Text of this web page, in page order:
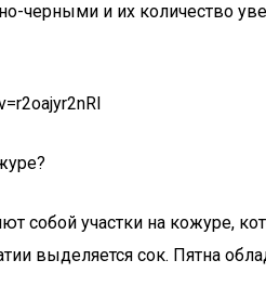
черными и их количество
собой участки на кожуре,
выделяется сок. Пятна